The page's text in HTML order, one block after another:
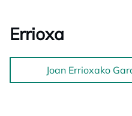
Errioxa
Joan Errioxako